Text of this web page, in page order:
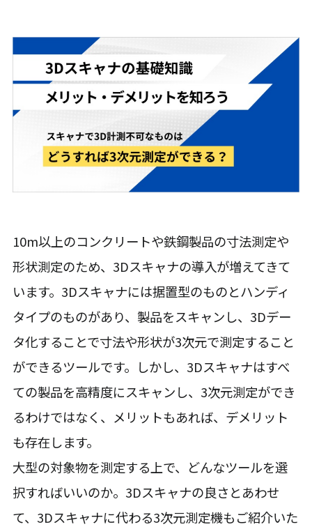
10m以上のコンクリートや鉄鋼製品の寸法測定や
形状測定のため、3Dスキャナの導入が増えてきて
います。3Dスキャナには据置型のものとハンディ
タイプのものがあり、製品をスキャンし、3Dデー
タ化することで寸法や形状が3次元で測定すること
ができるツールです。しかし、3Dスキャナはすべ
ての製品を高精度にスキャンし、3次元測定ができ
るわけではなく、メリットもあれば、デメリット
も存在します。
大型の対象物を測定する上で、どんなツールを選
択すればいいのか。3Dスキャナの良さとあわせ
て、3Dスキャナに代わる3次元測定機もご紹介いた